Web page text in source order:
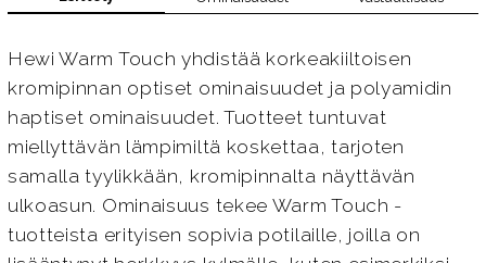
Hewi Warm Touch yhdistää korkeakiiltoisen
kromipinnan optiset ominaisuudet ja polyamidin
haptiset ominaisuudet. Tuotteet tuntuvat
miellyttävän lämpimiltä koskettaa, tarjoten
samalla tyylikkään, kromipinnalta näyttävän
ulkoasun. Ominaisuus tekee Warm Touch -
tuotteista erityisen sopivia potilaille, joilla on